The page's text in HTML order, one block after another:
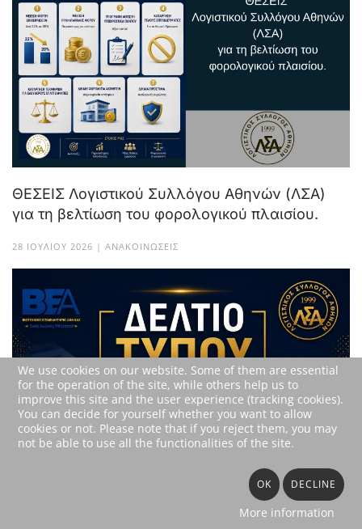
ΘΕΣΕΙΣ Λογιστικού Συλλόγου Αθηνών (ΛΣΑ)
για τη βελτίωση του φορολογικού πλαισίου.
28 ΙΟΥΛΊΟΥ 2026 | ΑΝΑΚΟΙΝΏΣΕΙΣ
ΚΟΙΝΟ ΔΕΛΤΙΟ ΤΥΠΟΥ Λ.Σ.Α. - Β.Ε.Α. Πρεμιέρα
για την εκπομπή «Φορολογικά Νέα του
We use cookies on our website. Some of them are essential
for the operation of the site, while others help us to
improve this site and the user experience (tracking cookies).
You can decide for yourself whether you want to allow
cookies or not. Please note that if you reject them, you may
not be able to use all the functionalities of the site.
OK DECLINE
More information